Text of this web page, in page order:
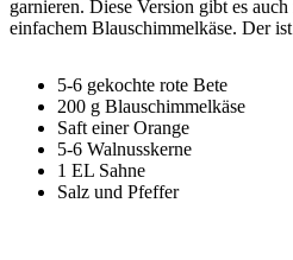
garnieren. Diese Version gibt es
einfachem Blauschimmelkäse. Der
5-6 gekochte rote Bete
200 g Blauschimmelkäse
Saft einer Orange
5-6 Walnusskerne
1 EL Sahne
Salz und Pfeffer